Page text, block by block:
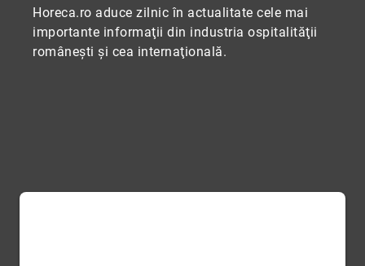
Horeca.ro aduce zilnic în actualitate cele mai
importante informaţii din industria ospitalităţii
româneşti şi cea internaţională.